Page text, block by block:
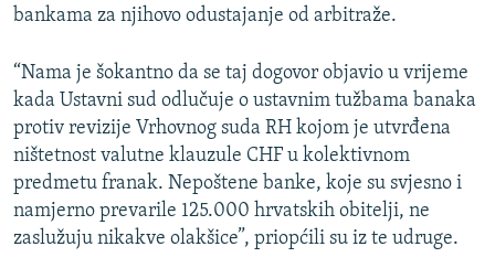
bankama za njihovo odustajanje od arbitraže.
“Nama je šokantno da se taj dogovor objavio u vrijeme
kada Ustavni sud odlučuje o ustavnim tužbama banaka
protiv revizije Vrhovnog suda RH kojom je utvrđena
ništetnost valutne klauzule CHF u kolektivnom
predmetu franak. Nepoštene banke, koje su svjesno i
namjerno prevarile 125.000 hrvatskih obitelji, ne
zaslužuju nikakve olakšice”, priopćili su iz te udruge.